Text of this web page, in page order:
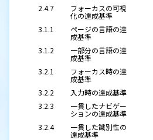
2.4.7 フォーカスの可視
化の達成基準
3.1.1 ページの言語の達
成基準
3.1.2 一部分の言語の達
成基準
3.2.1 フォーカス時の達
成基準
3.2.2 入力時の達成基準
3.2.3
一貫したナビゲー
ションの達成基準
3.2.4 一貫した識別性の
達成基準